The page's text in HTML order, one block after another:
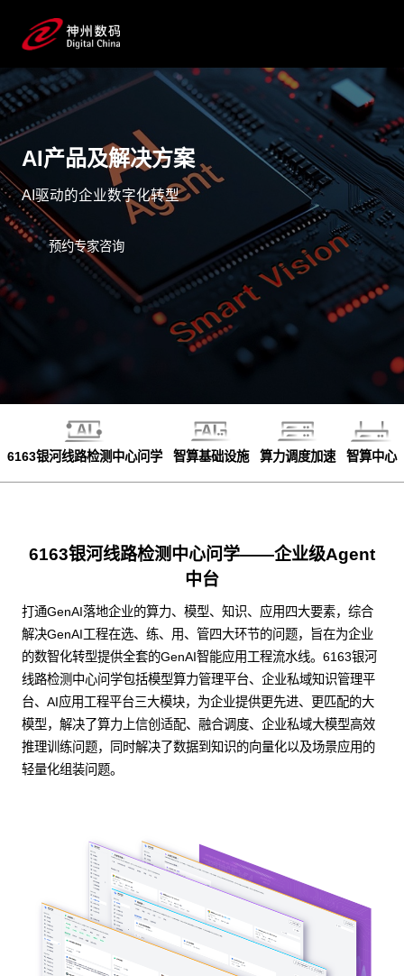
AI产品及解决方案
AI驱动的企业数字化转型
预约专家咨询
6163银河线路检测中心问学 智算基础设施 算力调度加速 智算中心
6163银河线路检测中心问学——企业级Agent
中台
打通GenAI落地企业的算力、模型、知识、应用四大要素，综合
解决GenAI工程在选、练、用、管四大环节的问题，旨在为企业
的数智化转型提供全套的GenAI智能应用工程流水线。6163银河
线路检测中心问学包括模型算力管理平台、企业私域知识管理平
台、AI应用工程平台三大模块，为企业提供更先进、更匹配的大
模型，解决了算力上信创适配、融合调度、企业私域大模型高效
推理训练问题，同时解决了数据到知识的向量化以及场景应用的
轻量化组装问题。